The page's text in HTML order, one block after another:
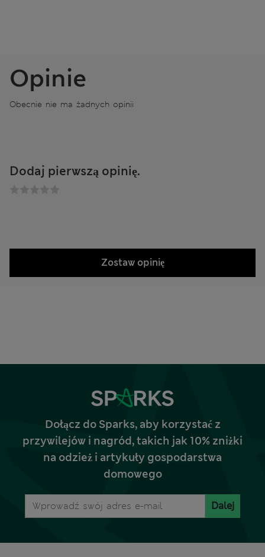
Opinie
Obecnie nie ma żadnych opinii
Dodaj pierwszą opinię.
Zostaw opinię
Dołącz do Sparks, aby korzystać z
przywilejów i nagród, takich jak 10% zniżki
na odzież i artykuły gospodarstwa
domowego
Dalej